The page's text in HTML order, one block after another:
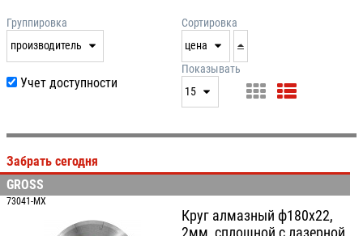
Группировка
производитель
производитель
Сортировка
цена
дата
цена
артикул
Учет доступности
Показывать
15
25
Забрать сегодня
GROSS
73041-MX
Круг алмазный ф180х22,